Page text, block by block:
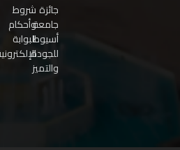
جائزة
جامعة
أسيوط
للجودة
والتميز
شروط
وأحكام
البوابة